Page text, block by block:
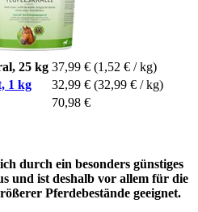
25 kg 37,99 € (1,52 € / kg)
1 kg
32,99 € (32,99 € / kg)
70,98 €
durch ein besonders günstiges
und ist deshalb vor allem für die
Pferdebestände geeignet.